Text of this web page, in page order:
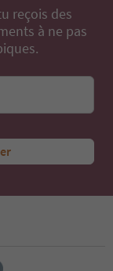
reçois des
à ne pas